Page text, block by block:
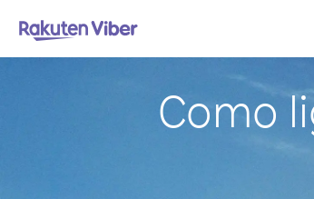
Como